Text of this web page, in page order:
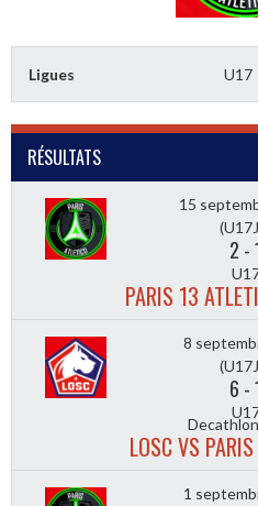
Ligues U17
RÉSULTATS
15
2 -
PARIS 13
8
6 -
LOSC VS
1